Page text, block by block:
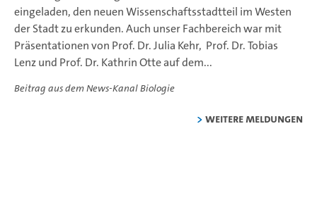
eingeladen, den neuen Wissenschaftsstadtteil im Westen
der Stadt zu erkunden. Auch unser Fachbereich war mit
Präsentationen von Prof. Dr. Julia Kehr, Prof. Dr. Tobias
Lenz und Prof. Dr. Kathrin Otte auf dem...
Beitrag aus dem News-Kanal Biologie
weitere Meldungen